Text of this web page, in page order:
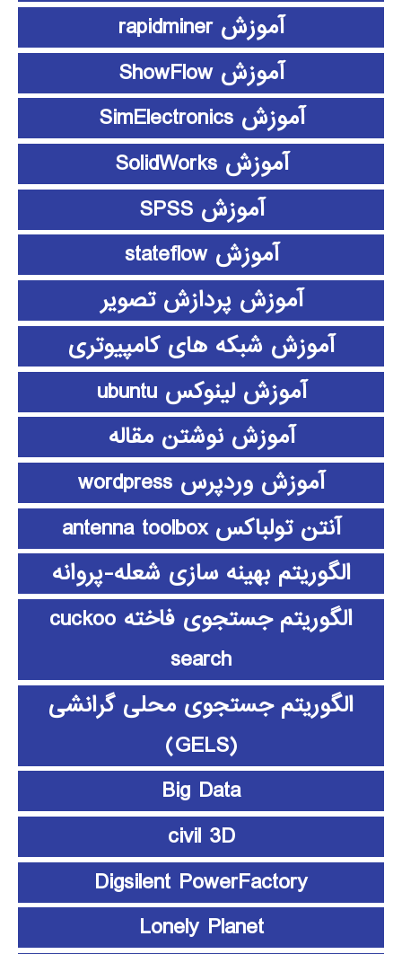
آموزش rapidminer
آموزش ShowFlow
آموزش SimElectronics
آموزش SolidWorks
آموزش SPSS
آموزش stateflow
آموزش پردازش تصویر
آموزش شبکه های کامپیوتری
آموزش لینوکس ubuntu
آموزش نوشتن مقاله
آموزش وردپرس wordpress
آنتن تولباکس antenna toolbox
الگوریتم بهینه سازی شعله-پروانه
الگوریتم جستجوی فاخته cuckoo
search
الگوریتم جستجوی محلی گرانشی
(GELS)
Big Data
civil 3D
Digsilent PowerFactory
Lonely Planet